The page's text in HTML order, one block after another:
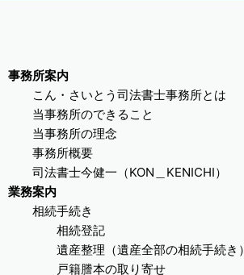
事務所案内
こん・さいとう司法書士事務所とは
当事務所のできること
当事務所の理念
事務所概要
司法書士今健一（KON＿KENICHI）
業務案内
相続手続き
相続登記
遺産整理（遺産全部の相続手続き）
戸籍謄本の取り寄せ